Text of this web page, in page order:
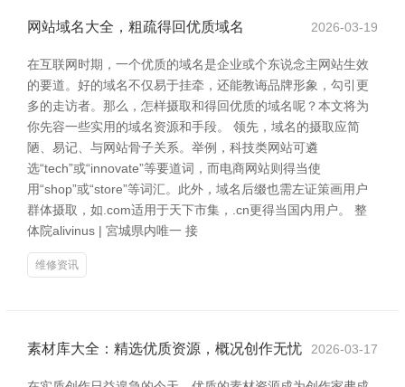
网站域名大全，粗疏得回优质域名 2026-03-19
在互联网时期，一个优质的域名是企业或个东说念主网站生效
的要道。好的域名不仅易于挂牵，还能教诲品牌形象，勾引更
多的走访者。那么，怎样摄取和得回优质的域名呢？本文将为
你先容一些实用的域名资源和手段。 领先，域名的摄取应简
陋、易记、与网站骨子关系。举例，科技类网站可遴
选“tech”或“innovate”等要道词，而电商网站则得当使
用“shop”或“store”等词汇。此外，域名后缀也需左证策画用户
群体摄取，如.com适用于天下市集，.cn更得当国内用户。 整
体院alivinus | 宮城県内唯一 接
维修资讯
素材库大全：精选优质资源，概况创作无忧 2026-03-17